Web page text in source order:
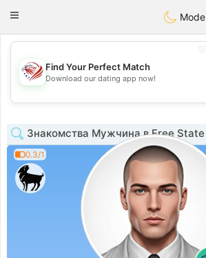
Dating
Toggle
Mode
💖
💕
Find Your Perfect Match
Download our dating app now!
Знакомства Мужчина в Free State
0.3/1